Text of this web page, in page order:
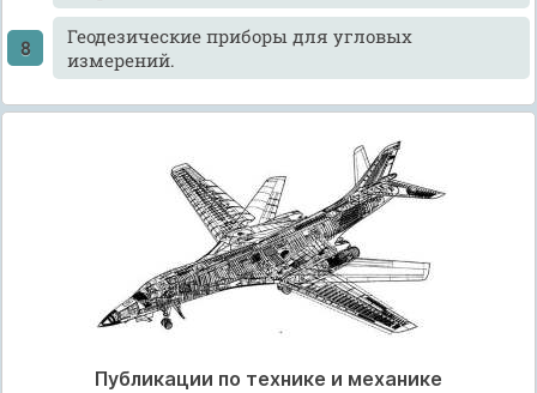
Геодезические приборы для угловых
измерений.
Публикации по технике и механике